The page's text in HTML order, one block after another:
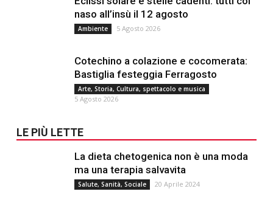
naso all’insù il 12 agosto
Ambiente 5 Agosto 2026
Cotechino a colazione e cocomerata:
Bastiglia festeggia Ferragosto
Arte, Storia, Cultura, spettacolo e musica
5 Agosto 2026
LE PIÙ LETTE
La dieta chetogenica non è una moda
ma una terapia salvavita
Salute, Sanità, Sociale 20 Aprile 2024